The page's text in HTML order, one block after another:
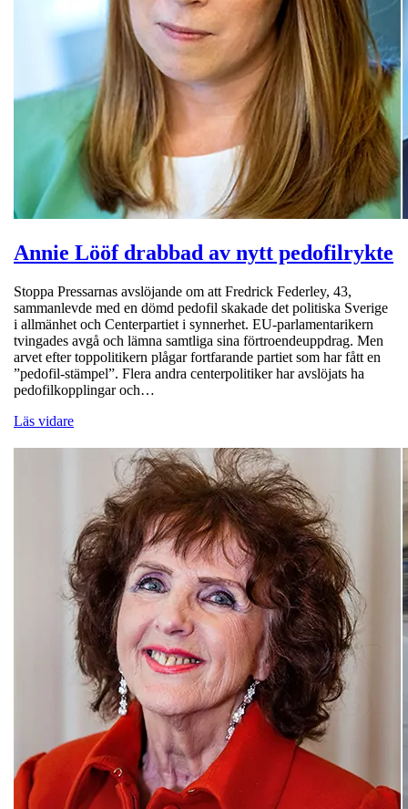
Annie Lööf drabbad av nytt pedofilrykte
Stoppa Pressarnas avslöjande om att Fredrick Federley, 43,
sammanlevde med en dömd pedofil skakade det politiska Sverige
i allmänhet och Centerpartiet i synnerhet. EU-parlamentarikern
tvingades avgå och lämna samtliga sina förtroendeuppdrag. Men
arvet efter toppolitikern plågar fortfarande partiet som har fått en
”pedofil-stämpel”. Flera andra centerpolitiker har avslöjats ha
pedofilkopplingar och…
Läs vidare